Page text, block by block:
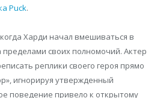
Puck.
Харди начал вмешиваться в
пределами своих полномочий. Актер
реплики своего героя прямо
игнорируя утвержденный
поведение привело к открытому